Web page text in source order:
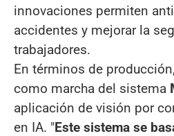
innovaciones permiten
accidentes y mejorar la
trabajadores.
En términos de
como marcha del sistema
aplicación de visión por
en IA. "Este sistema se